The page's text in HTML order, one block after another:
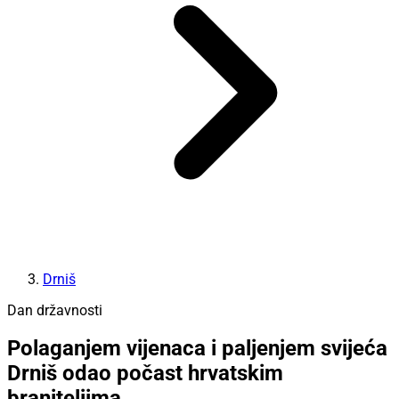
Drniš
Dan državnosti
Polaganjem vijenaca i paljenjem svijeća
Drniš odao počast hrvatskim